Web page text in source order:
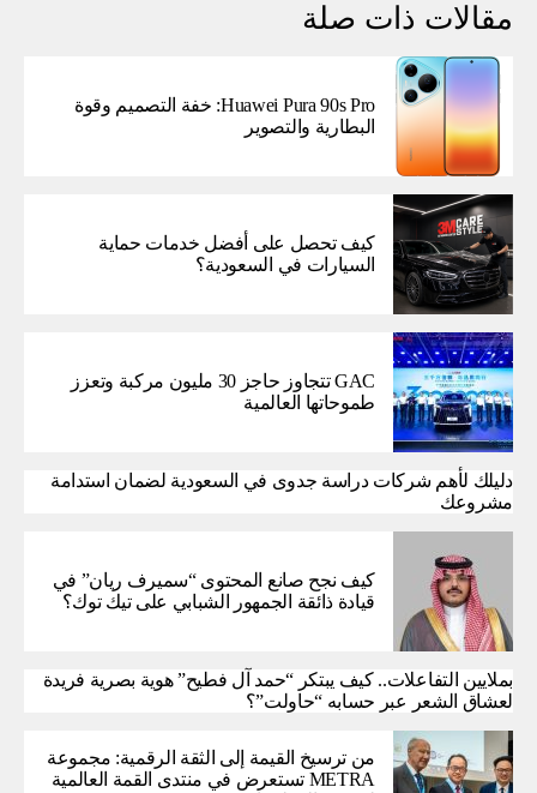
مقالات ذات صلة
Huawei Pura 90s Pro: خفة التصميم وقوة
البطارية والتصوير
كيف تحصل على أفضل خدمات حماية
السيارات في السعودية؟
GAC تتجاوز حاجز 30 مليون مركبة وتعزز
طموحاتها العالمية
دليلك لأهم شركات دراسة جدوى في السعودية لضمان استدامة
مشروعك
كيف نجح صانع المحتوى “سميرف ريان” في
قيادة ذائقة الجمهور الشبابي على تيك توك؟
بملايين التفاعلات.. كيف يبتكر “حمد آل فطيح” هوية بصرية فريدة
لعشاق الشعر عبر حسابه “حاولت”؟
من ترسيخ القيمة إلى الثقة الرقمية: مجموعة
METRA تستعرض في منتدى القمة العالمية